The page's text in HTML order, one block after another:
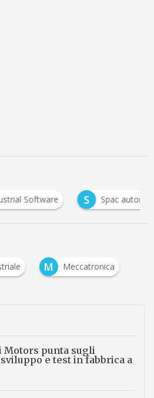
Software Spac automazione
M Meccatronica
Motors punta sugli
e test in fabbrica a